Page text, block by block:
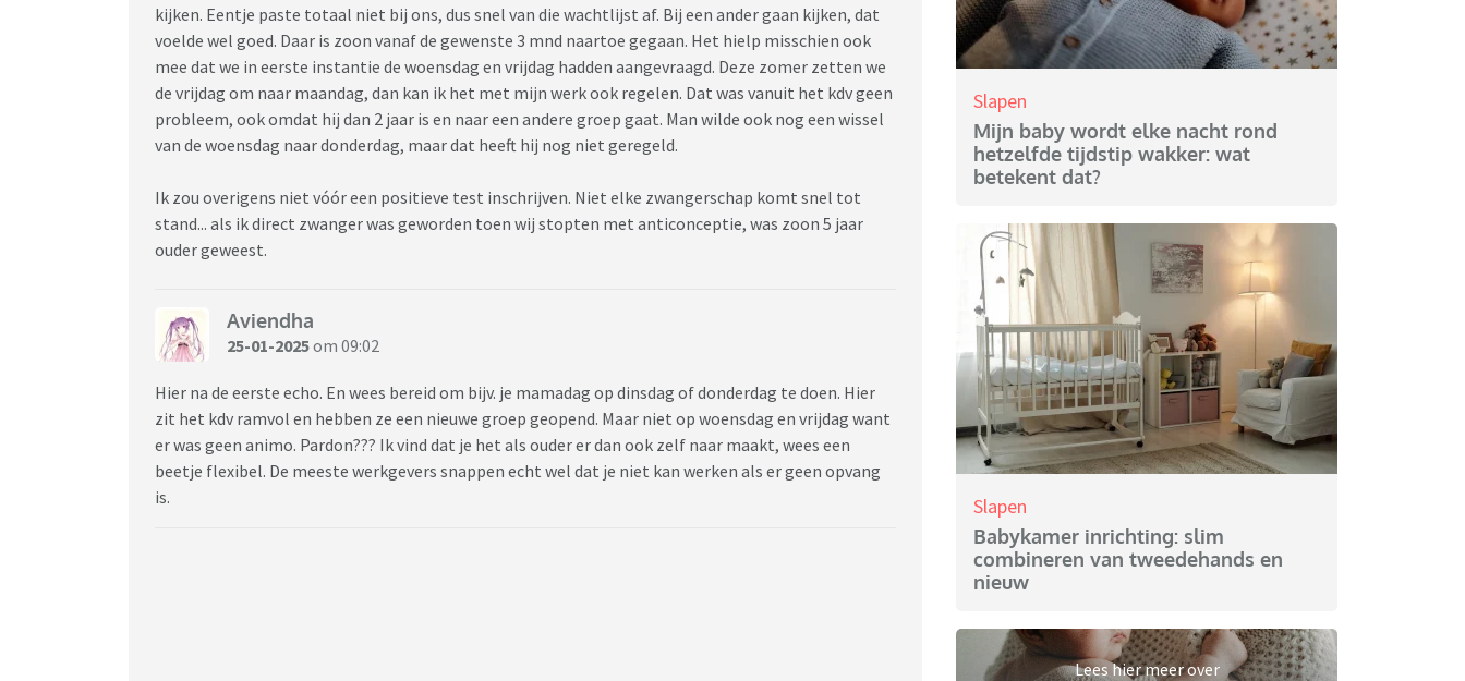
kijken. Eentje paste totaal niet bij ons, dus snel van die wachtlijst af. Bij een ander gaan kijken, dat
voelde wel goed. Daar is zoon vanaf de gewenste 3 mnd naartoe gegaan. Het hielp misschien ook
mee dat we in eerste instantie de woensdag en vrijdag hadden aangevraagd. Deze zomer zetten we
de vrijdag om naar maandag, dan kan ik het met mijn werk ook regelen. Dat was vanuit het kdv geen
probleem, ook omdat hij dan 2 jaar is en naar een andere groep gaat. Man wilde ook nog een wissel
van de woensdag naar donderdag, maar dat heeft hij nog niet geregeld.
Ik zou overigens niet vóór een positieve test inschrijven. Niet elke zwangerschap komt snel tot
stand... als ik direct zwanger was geworden toen wij stopten met anticonceptie, was zoon 5 jaar
ouder geweest.
Aviendha
25-01-2025om 09:02
Hier na de eerste echo. En wees bereid om bijv. je mamadag op dinsdag of donderdag te doen. Hier
zit het kdv ramvol en hebben ze een nieuwe groep geopend. Maar niet op woensdag en vrijdag want
er was geen animo. Pardon??? Ik vind dat je het als ouder er dan ook zelf naar maakt, wees een
beetje flexibel. De meeste werkgevers snappen echt wel dat je niet kan werken als er geen opvang
is.
Slapen
Mijn baby wordt elke nacht rond
hetzelfde tijdstip wakker: wat
betekent dat?
Slapen
Babykamer inrichting: slim
combineren van tweedehands en
nieuw
Lees hier meer over